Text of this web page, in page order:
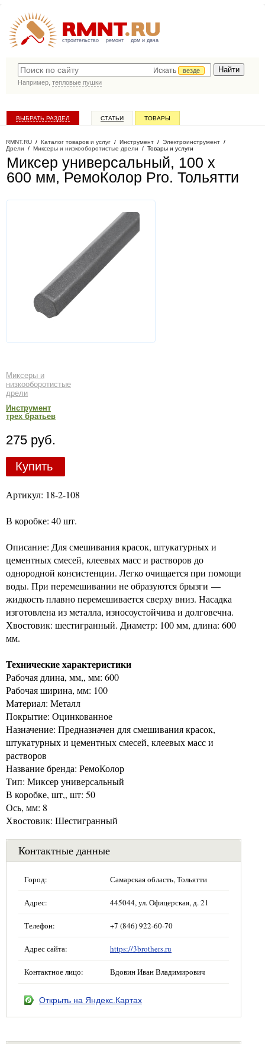
строительство ремонт дом и дача
Искать
везде
Например, тепловые пушки
ВЫБРАТЬ РАЗДЕЛ СТАТЬИ ТОВАРЫ
RMNT.RU / Каталог товаров и услуг / Инструмент / Электроинструмент /
Дрели / Миксеры и низкооборотистые дрели / Товары и услуги
Миксер универсальный, 100 х
600 мм, РемоКолор Pro. Тольятти
Миксеры и
низкооборотистые
дрели
Инструмент
трех братьев
275 руб.
Купить
Артикул: 18-2-108
В коробке: 40 шт.
Описание: Для смешивания красок, штукатурных и
цементных смесей, клеевых масс и растворов до
однородной консистенции. Легко очищается при помощи
воды. При перемешивании не образуются брызги —
жидкость плавно перемешивается сверху вниз. Насадка
изготовлена из металла, износоустойчива и долговечна.
Хвостовик: шестигранный. Диаметр: 100 мм, длина: 600
мм.
Технические характеристики
Рабочая длина, мм,, мм: 600
Рабочая ширина, мм: 100
Материал: Металл
Покрытие: Оцинкованное
Назначение: Предназначен для смешивания красок,
штукатурных и цементных смесей, клеевых масс и
растворов
Название бренда: РемоКолор
Тип: Миксер универсальный
В коробке, шт,, шт: 50
Ось, мм: 8
Хвостовик: Шестигранный
Контактные данные
Город: Самарская область, Тольятти
Адрес: 445044, ул. Офицерская, д. 21
Телефон: +7 (846) 922-60-70
Адрес сайта: https://3brothers.ru
Контактное лицо: Вдовин Иван Владимирович
Открыть на Яндекс.Картах